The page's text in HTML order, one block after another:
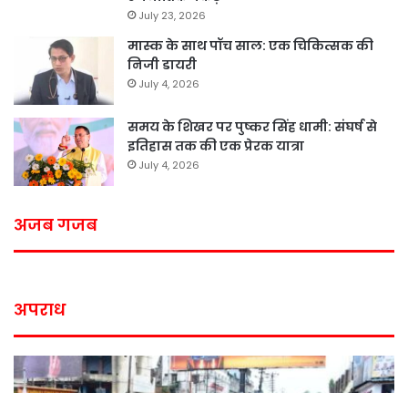
July 23, 2026
मास्क के साथ पॉच साल: एक चिकित्सक की
निजी डायरी
July 4, 2026
समय के शिखर पर पुष्कर सिंह धामी: संघर्ष से
इतिहास तक की एक प्रेरक यात्रा
July 4, 2026
अजब गजब
अपराध